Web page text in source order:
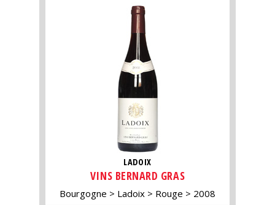
LADOIX
VINS BERNARD GRAS
Bourgogne Ladoix Rouge 2008